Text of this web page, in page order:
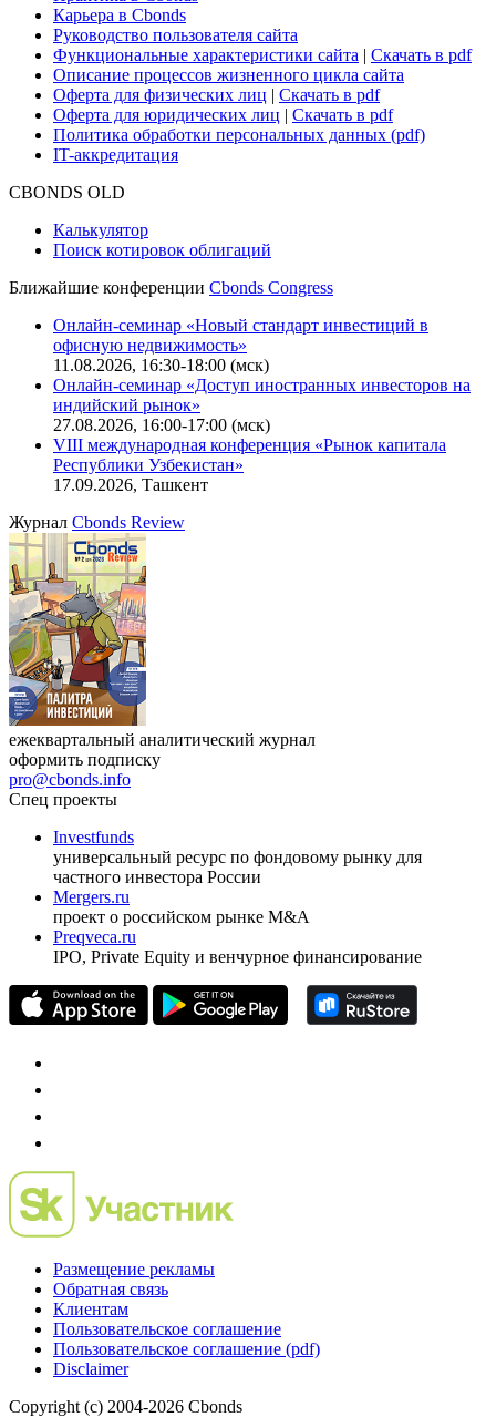
Для клиентов
О нас
Безопасность проведения платежей
Практика в Cbonds
Карьера в Cbonds
Руководство пользователя сайта
Функциональные характеристики сайта|Скачать в pdf
Описание процессов жизненного цикла сайта
Оферта для физических лиц
Оферта для юридических лиц
IT-аккредитация
Поиск котировок облигаций
Ближайшие конференцииCbonds Congress
Онлайн-семинар «Новый стандарт инвестиций в
офисную недвижимость»
11.08.2026, 16:30-18:00 (мск)
Онлайн-семинар «Доступ иностранных инвесторов на
индийский рынок»
VIII международная конференция «Рынок капитала
Республики Узбекистан»
17.09.2026, Ташкент
ЖурналCbonds Review
ежеквартальный аналитический журнал
оформить подписку
pro@cbonds.info
Спец проекты
Investfunds
универсальный ресурс по фондовому рынку для
частного инвестора России
проект о российском рынке M&A
Preqveca.ru
Размещение рекламы
Обратная связь
Пользовательское соглашение